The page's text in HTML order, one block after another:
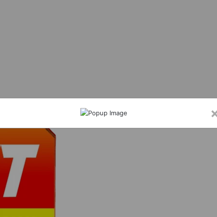
स्कूल में विधिक जागरूकता शिविर, छात्रों को पॉक्सो एक्ट और साइबर अपराध की दी